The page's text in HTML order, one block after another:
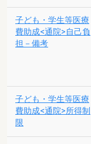
子ども・学生等医療
費助成<通院>自己負
担－備考
子ども・学生等医療
費助成<通院>所得制
限